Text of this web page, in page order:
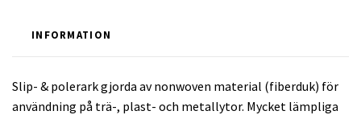
INFORMATION
Slip- & polerark gjorda av nonwoven material (fiberduk) för
användning på trä-, plast- och metallytor. Mycket lämpliga